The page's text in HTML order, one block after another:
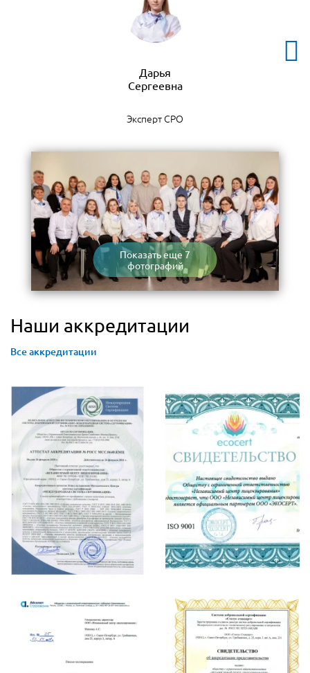
Дарья
Сергеевна
Эксперт СРО
Показать еще 7
фотографий
Наши аккредитации
Все аккредитации